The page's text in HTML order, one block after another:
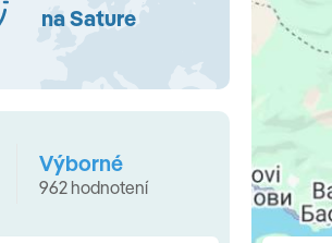
Deluxe Superior (33-39 m2 s výhľadom
Garden View (30-45 m2 s výhľadom na
·
(54-73 m2 s výhľadom na záhradu a
Royal
na Sature
Výborné
962 hodnotení